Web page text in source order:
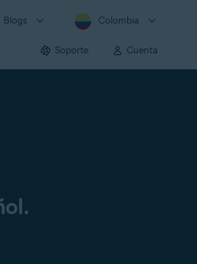
Blogs Colombia
Soporte Cuenta